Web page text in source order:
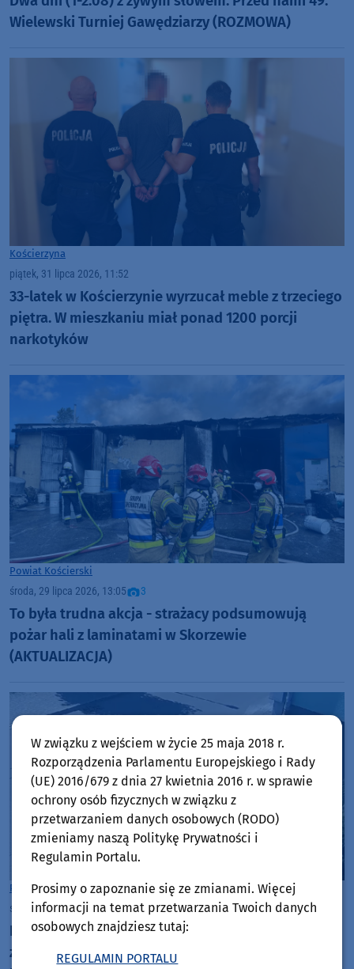
Wielewski Turniej Gawędziarzy (ROZMOWA)
Kościerzyna
piątek, 31 lipca 2026, 11:52
33-latek w Kościerzynie wyrzucał meble z trzeciego
piętra. W mieszkaniu miał ponad 1200 porcji
narkotyków
Powiat Kościerski
środa, 29 lipca 2026, 13:05 3
To była trudna akcja - strażacy podsumowują
pożar hali z laminatami w Skorzewie
(AKTUALIZACJA)
Powiat Kościerski
środa, 29 lipca 2026, 07:40
Kościerscy policjanci poszukują mężczyzny w
związku z kradzieżą roweru. Jednoślad zniknął w
W związku z wejściem w życie 25 maja 2018 r.
Rozporządzenia Parlamentu Europejskiego i Rady
(UE) 2016/679 z dnia 27 kwietnia 2016 r. w sprawie
ochrony osób fizycznych w związku z
przetwarzaniem danych osobowych (RODO)
zmieniamy naszą Politykę Prywatności i
Regulamin Portalu.
Prosimy o zapoznanie się ze zmianami. Więcej
informacji na temat przetwarzania Twoich danych
osobowych znajdziesz tutaj:
REGULAMIN PORTALU